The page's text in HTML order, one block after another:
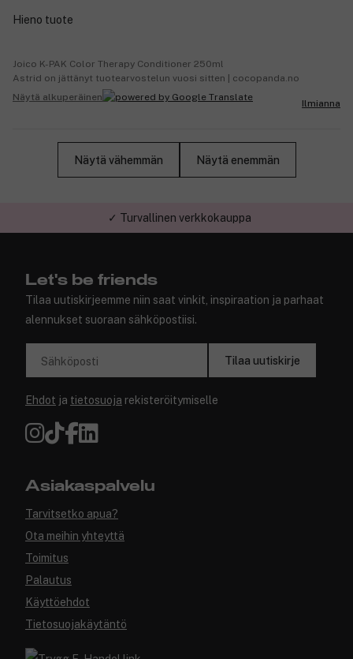
Hieno tuote
Joico K-PAK Color Therapy Conditioner 250ml
Astrid on jättänyt tuotearvostelun vuosi sitten | cocopanda.no
Näytä alkuperäinen
Ilmianna
Näytä vähemmän Näytä enemmän
✓ Turvallinen verkkokauppa
Let's be friends
Tilaa uutiskirjeemme niin saat vinkit, inspiraation ja parhaat
alennukset suoraan sähköpostiisi.
Sähköposti Tilaa uutiskirje
Ehdot ja tietosuoja rekisteröitymiselle
Asiakaspalvelu
Tarvitsetko apua?
Ota meihin yhteyttä
Toimitus
Palautus
Käyttöehdot
Tietosuojakäytäntö